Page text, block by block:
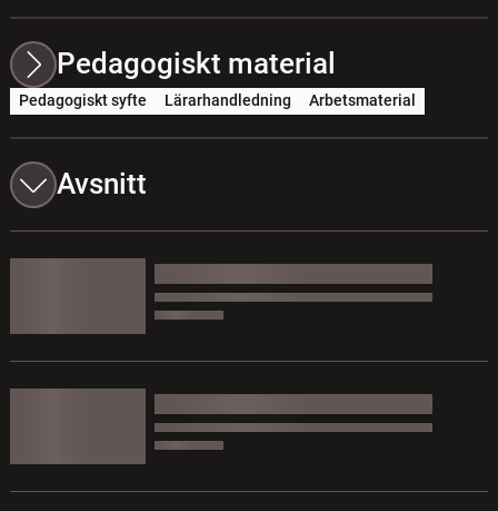
Pedagogiskt material
Pedagogiskt syfte Lärarhandledning Arbetsmaterial
Avsnitt